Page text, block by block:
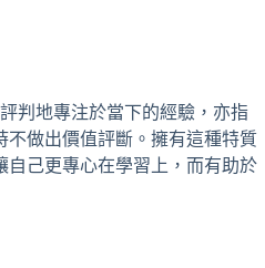
判地專注於當下的經驗，亦指
不做出價值評斷。擁有這種特質
自己更專心在學習上，而有助於